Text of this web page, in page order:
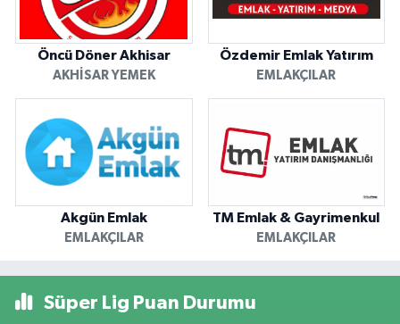
Öncü Döner Akhisar
AKHISAR YEMEK
Özdemir Emlak Yatırım
EMLAKÇILAR
Akgün Emlak
EMLAKÇILAR
TM Emlak & Gayrimenkul
EMLAKÇILAR
Süper Lig Puan Durumu